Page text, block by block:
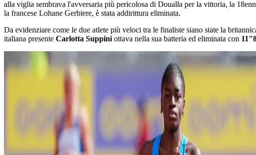
alla viglia sembrava l'avversaria più pericolosa di Doualla per la vittoria, la
la francese Lohane Gerbiere, è stata addirittura eliminata.
Da evidenziare come le due atlete più veloci tra le finaliste siano state la
italiana presente Carlotta Suppini ottava nella sua batteria ed eliminata con